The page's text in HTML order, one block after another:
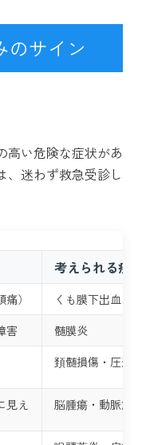
のサイン
高い危険な症状があ
、迷わず救急受診し
考えられる疾
）
くも膜下出血
害
髄膜炎
頚髄損傷・圧迫
見え 脳腫瘍・動脈解